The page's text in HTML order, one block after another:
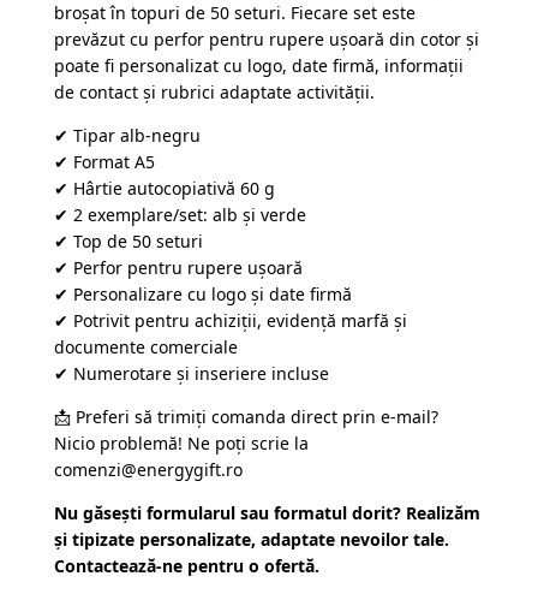
broșat în topuri de 50 seturi. Fiecare set este
prevăzut cu perfor pentru rupere ușoară din cotor și
poate fi personalizat cu logo, date firmă, informații
de contact și rubrici adaptate activității.
✔ Tipar alb-negru
✔ Format A5
✔ Hârtie autocopiativă 60 g
✔ 2 exemplare/set: alb și verde
✔ Top de 50 seturi
✔ Perfor pentru rupere ușoară
✔ Personalizare cu logo și date firmă
✔ Potrivit pentru achiziții, evidență marfă și
documente comerciale
✔ Numerotare și inseriere incluse
📩 Preferi să trimiți comanda direct prin e-mail?
Nicio problemă! Ne poți scrie la
comenzi@energygift.ro
Nu găsești formularul sau formatul dorit? Realizăm
și tipizate personalizate, adaptate nevoilor tale.
Contactează-ne pentru o ofertă.